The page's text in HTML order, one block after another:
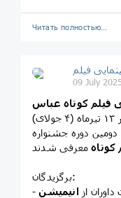
Читать полностью…
فیلم
09 July
فیلم کوتاه عباس
، طی برگزاری اختتامیه در ۱۳ تیرماه (۴ جولای)
دومین دوره جشنواره
کوتاه
برگزیدگان:
داوران از